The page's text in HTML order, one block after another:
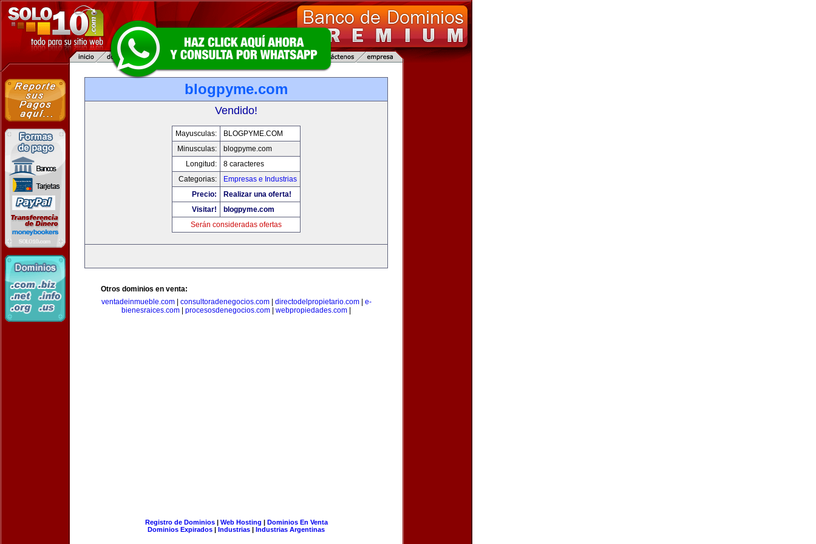
blogpyme.com
Vendido!
Mayusculas:
BLOGPYME.COM
Minusculas:
blogpyme.com
Longitud:
8 caracteres
Categorias:
Empresas e Industrias
Precio:
Realizar una oferta!
Visitar!
blogpyme.com
Serán consideradas ofertas
Otros dominios en venta:
ventadeinmueble.com| consultoradenegocios.com| directodelpropietario.com| e-
bienesraices.com
procesosdenegocios.com webpropiedades.com
Registro de Dominios| Web Hosting | Dominios En Venta
Dominios Expirados | Industrias | Industrias Argentinas